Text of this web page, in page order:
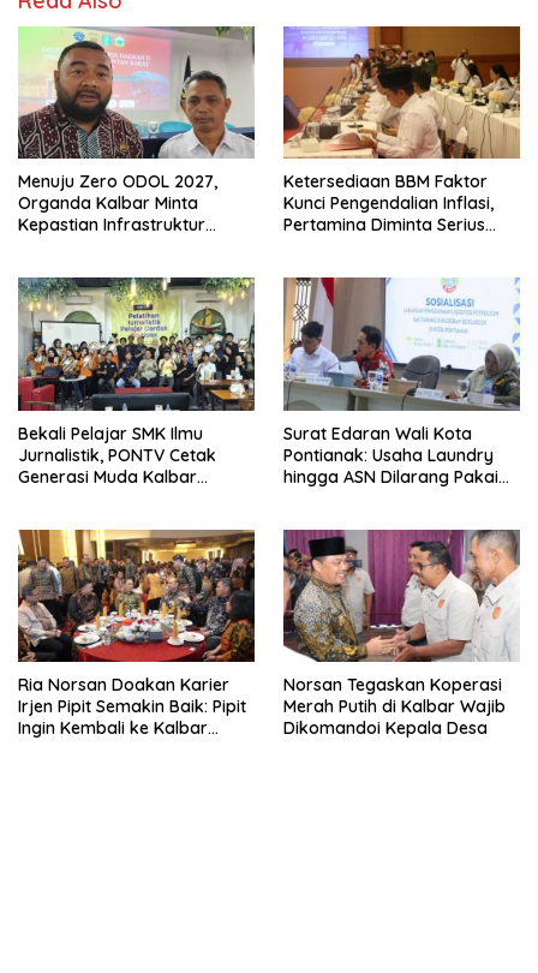
Menuju Zero ODOL 2027,
Organda Kalbar Minta
Kepastian Infrastruktur
Ketersediaan BBM Faktor
Kunci Pengendalian Inflasi,
Pertamina Diminta Serius
Bekali Pelajar SMK Ilmu
Jurnalistik, PONTV Cetak
Generasi Muda Kalbar
Surat Edaran Wali Kota
Pontianak: Usaha Laundry
hingga ASN Dilarang Pakai
Ria Norsan Doakan Karier
Irjen Pipit Semakin Baik: Pipit
Ingin Kembali ke Kalbar
Norsan Tegaskan Koperasi
Merah Putih di Kalbar Wajib
Dikomandoi Kepala Desa